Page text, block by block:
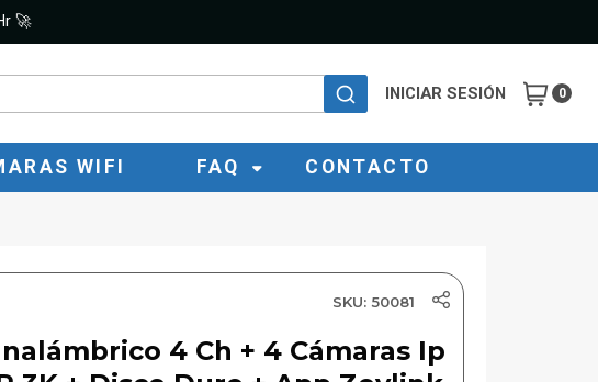
🚀
INICIAR SESIÓN 0
WIFI FAQ CONTACTO
SKU: 50081
4 Ch + 4 Cámaras Ip